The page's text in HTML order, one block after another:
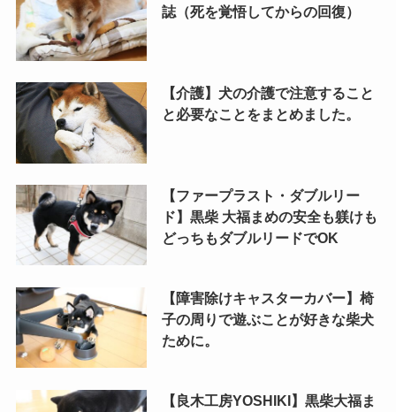
誌（死を覚悟してからの回復）
【介護】犬の介護で注意すること
と必要なことをまとめました。
【ファープラスト・ダブルリー
ド】黒柴 大福まめの安全も躾けも
どっちもダブルリードでOK
【障害除けキャスターカバー】椅
子の周りで遊ぶことが好きな柴犬
ために。
【良木工房YOSHIKI】黒柴大福ま